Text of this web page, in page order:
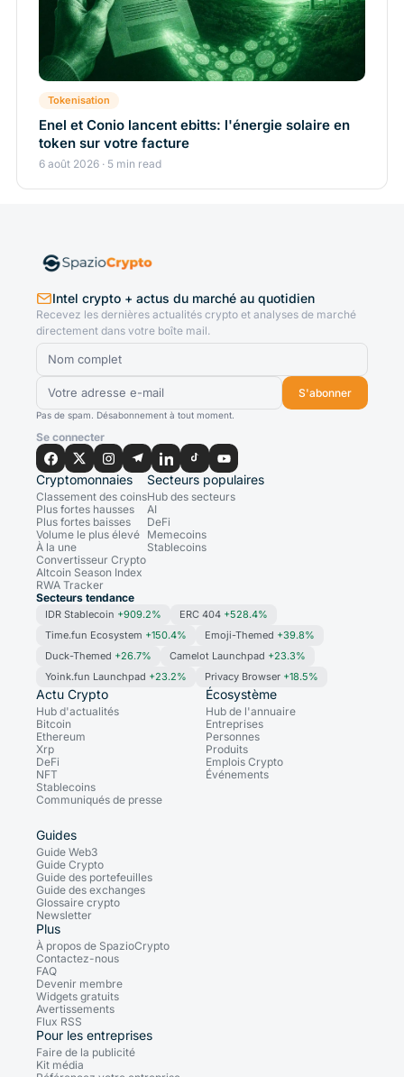
Tokenisation
Enel et Conio lancent ebitts: l'énergie solaire en
token sur votre facture
6 août 2026 · 5 min read
Intel crypto + actus du marché au quotidien
Recevez les dernières actualités crypto et analyses de marché
directement dans votre boîte mail.
S'abonner
Pas de spam. Désabonnement à tout moment.
Se connecter
Cryptomonnaies
Classement des coins
Plus fortes hausses
Plus fortes baisses
Volume le plus élevé
À la une
Convertisseur Crypto
Altcoin Season Index
RWA Tracker
Secteurs populaires
Hub des secteurs
AI
DeFi
Memecoins
Stablecoins
Secteurs tendance
IDR Stablecoin +909.2% ERC 404 +528.4%
Time.fun Ecosystem +150.4% Emoji-Themed +39.8%
Duck-Themed +26.7% Camelot Launchpad +23.3%
Yoink.fun Launchpad +23.2% Privacy Browser +18.5%
Actu Crypto
Hub d'actualités
Bitcoin
Ethereum
Xrp
DeFi
NFT
Stablecoins
Communiqués de presse
Écosystème
Hub de l'annuaire
Entreprises
Personnes
Produits
Emplois Crypto
Événements
Guides
Guide Web3
Guide Crypto
Guide des portefeuilles
Guide des exchanges
Glossaire crypto
Newsletter
Plus
À propos de SpazioCrypto
Contactez-nous
FAQ
Devenir membre
Widgets gratuits
Avertissements
Flux RSS
Pour les entreprises
Faire de la publicité
Kit média